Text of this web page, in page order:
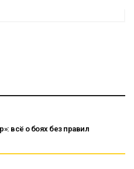
всё о боях без правил